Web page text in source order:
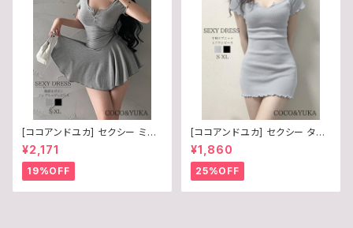
[ココアンドユカ] セクシー ミニ
ワンピース フレア 胸元 ボタン
半袖 谷間 レディース リブ ニッ
ト 前開き シンプル かわいい ミ
ニワンピ 夏 B0FDFKWDVQ
¥2,171
19%OFF
[ココアンドユカ] セクシー タイ
ト Vネック 半袖 ミニ ワンピース
リブ ニット フリル シンプル ボデ
ィコン オフショルダー 胸元 ミニ
ワンピ レディース B0F6Y3TQ
B9
¥1,860
25%OFF